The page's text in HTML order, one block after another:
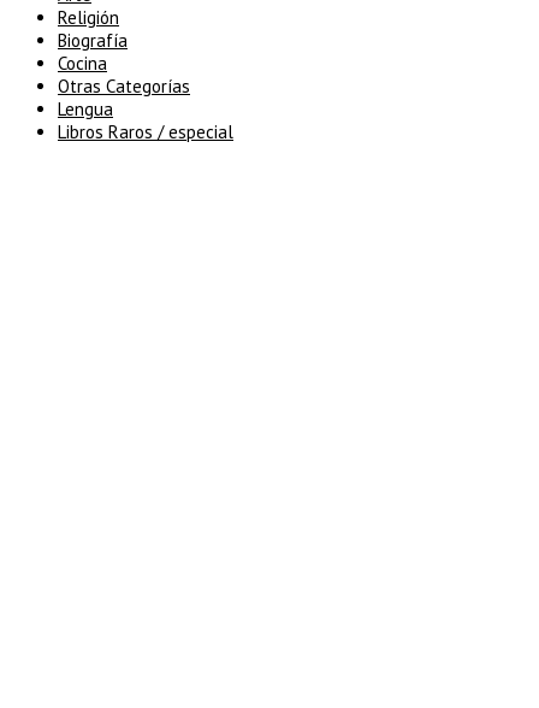
Religión
Biografía
Cocina
Otras Categorías
Lengua
Libros Raros / especial